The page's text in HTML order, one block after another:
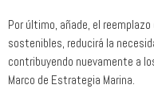
Por último, añade, el
sostenibles, reducirá la
contribuyendo nuevamente a
Marco de Estrategia Marina.